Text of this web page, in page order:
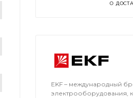
О
EKF – международный
электрооборудования,